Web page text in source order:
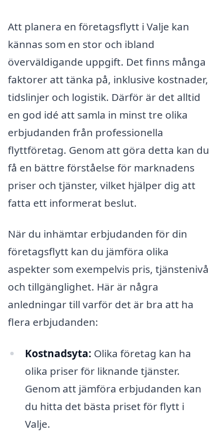
Att planera en företagsflytt i Valje kan
kännas som en stor och ibland
överväldigande uppgift. Det finns många
faktorer att tänka på, inklusive kostnader,
tidslinjer och logistik. Därför är det alltid
en god idé att samla in minst tre olika
erbjudanden från professionella
flyttföretag. Genom att göra detta kan du
få en bättre förståelse för marknadens
priser och tjänster, vilket hjälper dig att
fatta ett informerat beslut.
När du inhämtar erbjudanden för din
företagsflytt kan du jämföra olika
aspekter som exempelvis pris, tjänstenivå
och tillgänglighet. Här är några
anledningar till varför det är bra att ha
flera erbjudanden:
Kostnadsyta: Olika företag kan ha
olika priser för liknande tjänster.
Genom att jämföra erbjudanden kan
du hitta det bästa priset för flytt i
Valje.